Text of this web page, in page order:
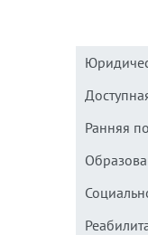
Ранняя